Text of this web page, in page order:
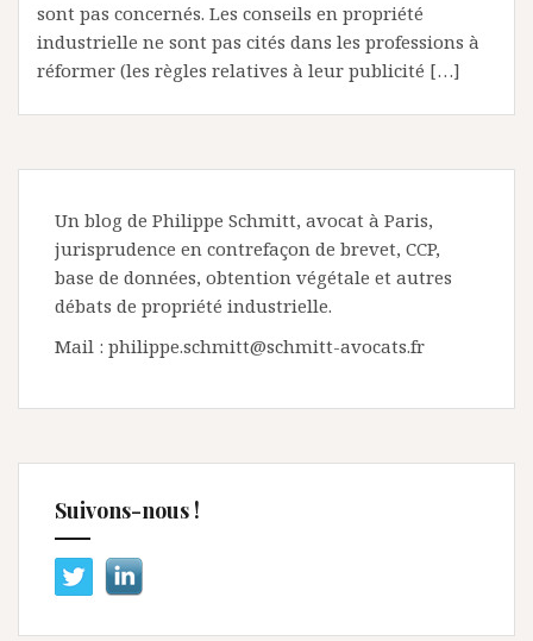
sont pas concernés. Les conseils en propriété
industrielle ne sont pas cités dans les professions à
réformer (les règles relatives à leur publicité […]
Un blog de Philippe Schmitt, avocat à Paris,
jurisprudence en contrefaçon de brevet, CCP,
base de données, obtention végétale et autres
débats de propriété industrielle.
Mail : philippe.schmitt@schmitt-avocats.fr
Suivons-nous !